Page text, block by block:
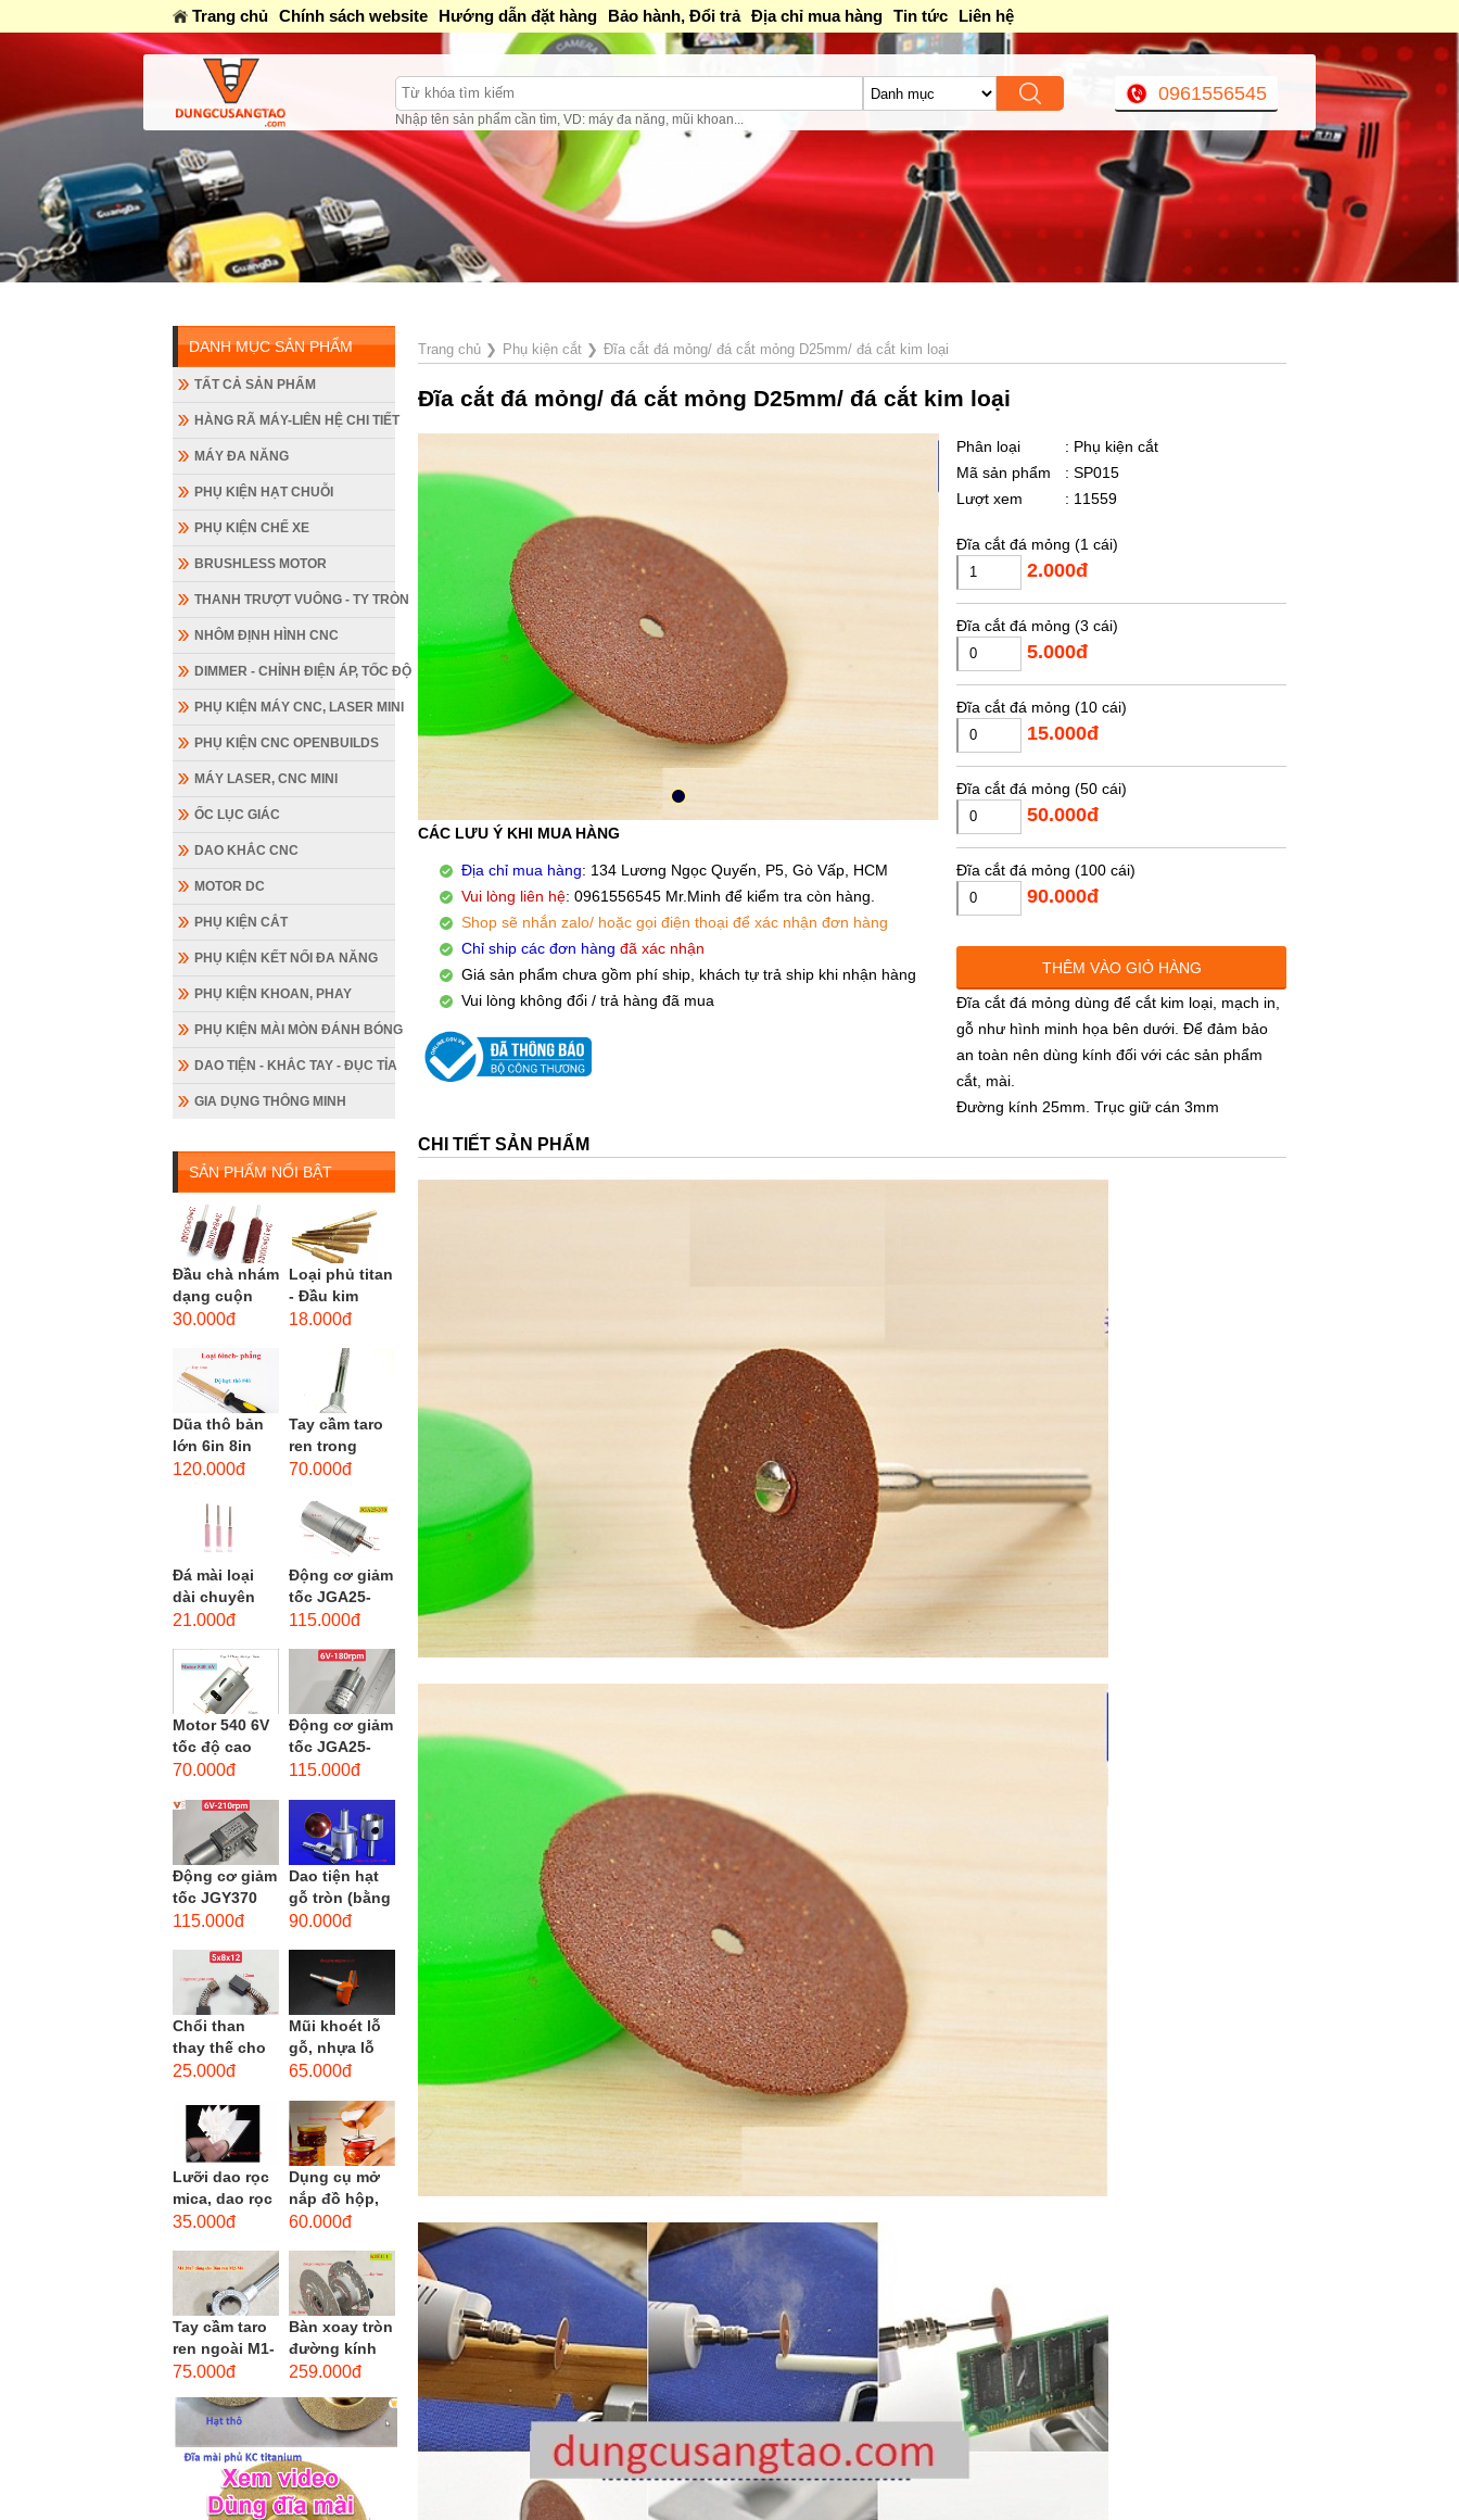
Trang chủ Chính sách website Hướng dẫn đặt hàng Bảo hành, Đổi trả Địa chỉ mua hàng Tin tức Liên hệ
Nhập tên sản phẩm cần tìm, VD: máy đa năng, mũi khoan...
0961556545
DANH MỤC SẢN PHẨM
TẤT CẢ SẢN PHẨM
HÀNG RÃ MÁY-LIÊN HỆ CHI TIẾT
MÁY ĐA NĂNG
PHỤ KIỆN HẠT CHUỖI
PHỤ KIỆN CHẾ XE
BRUSHLESS MOTOR
THANH TRƯỢT VUÔNG - TY TRÒN
NHÔM ĐỊNH HÌNH CNC
DIMMER - CHỈNH ĐIỆN ÁP, TỐC ĐỘ
PHỤ KIỆN MÁY CNC, LASER MINI
PHỤ KIỆN CNC OPENBUILDS
MÁY LASER, CNC MINI
ỐC LỤC GIÁC
DAO KHẮC CNC
MOTOR DC
PHỤ KIỆN CẮT
PHỤ KIỆN KẾT NỐI ĐA NĂNG
PHỤ KIỆN KHOAN, PHAY
PHỤ KIỆN MÀI MÒN ĐÁNH BÓNG
DAO TIỆN - KHẮC TAY - ĐỤC TỈA
GIA DỤNG THÔNG MINH
SẢN PHẨM NỔI BẬT
Đầu chà nhám
dạng cuộn
loại dài gắn
cốt 3mm
đầu...
30.000đ
Loại phủ titan
- Đầu kim
cương hình
(mũi mài...
18.000đ
Dũa thô bản
lớn 6in 8in
phẳng - độ
120.000đ
Tay cầm taro
ren trong
dùng cho mũi
M12
70.000đ
Đá mài loại
dài chuyên
dùng mài
loại, đá mài
cạnh,...
21.000đ
Động cơ giảm
tốc JGA25-
370 3-12 VDC.
mini JGA25-
115.000đ
Motor 540 6V
tốc độ cao
20.000 vòng/
torque
70.000đ
Động cơ giảm
tốc JGA25-
310 6-12 VDC.
mini JGA25-
310
115.000đ
Động cơ giảm
tốc JGY370
DC bánh răng
men xoắn
cao...
115.000đ
Dao tiện hạt
gỗ tròn (bằng
thép trắng)
90.000đ
Chổi than
thay thế cho
động cơ, chổi
motor máy
khoan,...
25.000đ
Mũi khoét lỗ
gỗ, nhựa lỗ
lớn D40mm-
opener)
65.000đ
Lưỡi dao rọc
mica, dao rọc
cáp hình
35.000đ
Dụng cụ mở
nắp đồ hộp,
mở nắp lon
đường kính...
60.000đ
Tay cầm taro
ren ngoài M1-
M1.8 (mã
vặn Bàn ren
75.000đ
Bàn xoay tròn
đường kính
22cm bằng
259.000đ
Trang chủ❯ Phụ kiện cắt❯ Đĩa cắt đá mỏng/ đá cắt mỏng D25mm/ đá cắt kim loại
Đĩa cắt đá mỏng/ đá cắt mỏng D25mm/ đá cắt kim loại
CÁC LƯU Ý KHI MUA HÀNG
Địa chỉ mua hàng: 134 Lương Ngọc Quyến, P5, Gò Vấp, HCM
Vui lòng liên hệ: 0961556545 Mr.Minh để kiểm tra còn hàng.
Shop sẽ nhắn zalo/ hoặc gọi điện thoại để xác nhận đơn hàng
Chỉ ship các đơn hàng đã xác nhận
Giá sản phẩm chưa gồm phí ship, khách tự trả ship khi nhận hàng
Vui lòng không đổi / trả hàng đã mua
Phân loại
: Phụ kiện cắt
Mã sản phẩm
: SP015
Lượt xem
: 11559
Đĩa cắt đá mỏng (1 cái)
2.000đ
Đĩa cắt đá mỏng (3 cái)
5.000đ
Đĩa cắt đá mỏng (10 cái)
15.000đ
Đĩa cắt đá mỏng (50 cái)
50.000đ
Đĩa cắt đá mỏng (100 cái)
90.000đ
Trục giữ đá cắt mỏng
5.000đ
THÊM VÀO GIỎ HÀNG
Đĩa cắt đá mỏng dùng để cắt kim loại, mạch in,
gỗ như hình minh họa bên dưới. Để đảm bảo
an toàn nên dùng kính đối với các sản phẩm
cắt, mài.
Đường kính 25mm. Trục giữ cán 3mm
CHI TIẾT SẢN PHẨM